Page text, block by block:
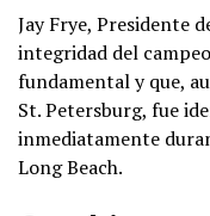
Jay Frye, Presidente
integridad del
fundamental y que,
St. Petersburg, fue
inmediatamente
Long Beach.